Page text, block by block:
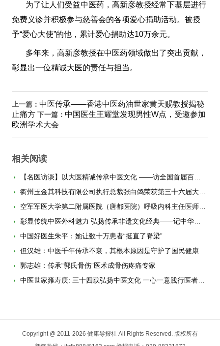
​为了让人们受益中医药，高新彦教授经常下基层进行
免费义诊并积极参与慈善会的各项爱心捐助活动。被授
予“爱心大使”的他，累计爱心捐助达10万余元。
多年来，高新彦教授在中医药领域做出了突出贡献，
彰显出一位精诚大医的责任与担当。
上一篇： 中医传承——香港中医药油世家黄天赐教授揭秘
止痛方 下一篇： 中国医生王耀堂发现男性W点，受邀参加
欧洲学术大会
相关阅读
【名医访谈】以大医精诚传承中医文化 ——访全国首届百名中医药科普专家、陕西中医药
衢州玉金其科技有限公司执行总裁张白鸽荣获第三十六届大地之光 “十佳新闻人物”人物
空军军医大学第二附属医院（唐都医院）呼吸内科主任医师金发光入选“中国好医生”
彰显传统中医外科魅力 弘扬传承非遗文化经典——记中华大地之光“百佳新闻人物”“中
中国好医生朱平：她让数十万患者“挺直了脊梁”
但汉雄：中医千年传承不衰，其根本原因是守护了国民健康
郭志雄：传承“郭氏骨伤”医术成骨伤疼痛专家
中医世家雍寿庚: 三十四载弘扬中医文化 一心一意践行医者使命
Copyright @ 2011-2026 健康导报社 All Rights Reserved. 版权所有